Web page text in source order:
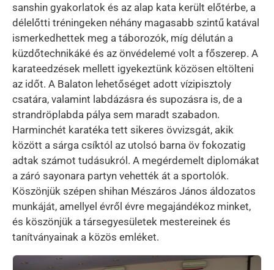
sanshin gyakorlatok és az alap kata került előtérbe, a
délelőtti tréningeken néhány magasabb szintű katával
ismerkedhettek meg a táborozók, míg délután a
küzdőtechnikáké és az önvédelemé volt a főszerep. A
karateedzések mellett igyekeztünk közösen eltölteni
az időt. A Balaton lehetőséget adott vízipisztoly
csatára, valamint labdázásra és supozásra is, de a
strandröplabda pálya sem maradt szabadon.
Harminchét karatéka tett sikeres övvizsgát, akik
között a sárga csíktól az utolsó barna öv fokozatig
adtak számot tudásukról. A megérdemelt diplomákat
a záró sayonara partyn vehették át a sportolók.
Köszönjük szépen shihan Mészáros János áldozatos
munkáját, amellyel évről évre megajándékoz minket,
és köszönjük a társegyesületek mestereinek és
tanítványainak a közös emléket.
Kép